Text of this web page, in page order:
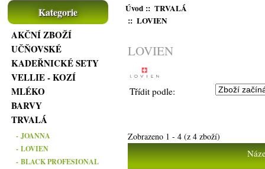
Kategorie
AKČNÍ ZBOŽÍ
UČŇOVSKÉ
KADEŘNICKÉ SETY
VELLIE - KOZÍ
MLÉKO
BARVY
TRVALÁ
- JOANNA
- LOVIEN
- BLACK PROFESIONAL
Úvod:: TRVALÁ
:: LOVIEN
LOVIEN
Třídit podle:
Zobrazeno 1 -4 (z4 zboží)